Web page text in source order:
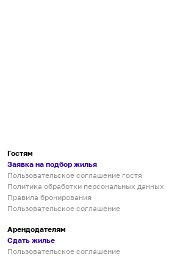
Гостям
Заявка на подбор жилья
Пользовательское соглашение гостя
Политика обработки персональных данных
Правила бронирования
Пользовательское соглашение
Арендодателям
Сдать жилье
Пользовательское соглашение